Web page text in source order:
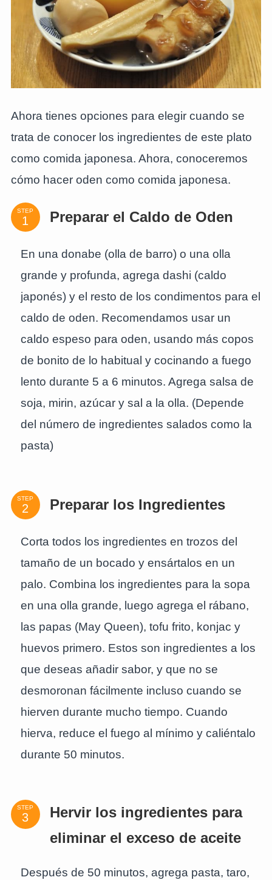
Ahora tienes opciones para elegir cuando se
trata de conocer los ingredientes de este plato
como comida japonesa. Ahora, conoceremos
cómo hacer oden como comida japonesa.
STEP Preparar el Caldo de Oden
En una donabe (olla de barro) o una olla
grande y profunda, agrega dashi (caldo
japonés) y el resto de los condimentos para el
caldo de oden. Recomendamos usar un
caldo espeso para oden, usando más copos
de bonito de lo habitual y cocinando a fuego
lento durante 5 a 6 minutos. Agrega salsa de
soja, mirin, azúcar y sal a la olla. (Depende
del número de ingredientes salados como la
pasta)
STEP Preparar los Ingredientes
Corta todos los ingredientes en trozos del
tamaño de un bocado y ensártalos en un
palo. Combina los ingredientes para la sopa
en una olla grande, luego agrega el rábano,
las papas (May Queen), tofu frito, konjac y
huevos primero. Estos son ingredientes a los
que deseas añadir sabor, y que no se
desmoronan fácilmente incluso cuando se
hierven durante mucho tiempo. Cuando
hierva, reduce el fuego al mínimo y caliéntalo
durante 50 minutos.
STEP
Hervir los ingredientes para
eliminar el exceso de aceite
Después de 50 minutos, agrega pasta, taro,